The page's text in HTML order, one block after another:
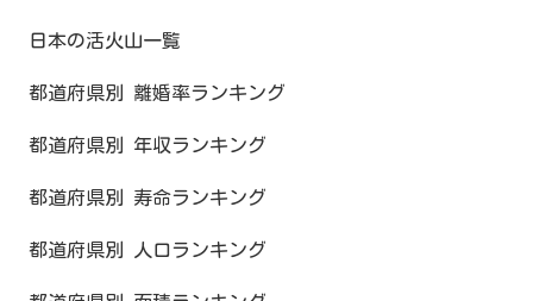
日本の活火山一覧
都道府県別 離婚率ランキング
都道府県別 年収ランキング
都道府県別 寿命ランキング
都道府県別 人口ランキング